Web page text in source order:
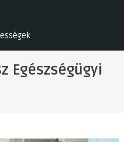
Egészségügyi